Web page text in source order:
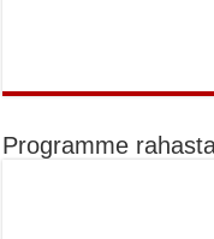
Programme